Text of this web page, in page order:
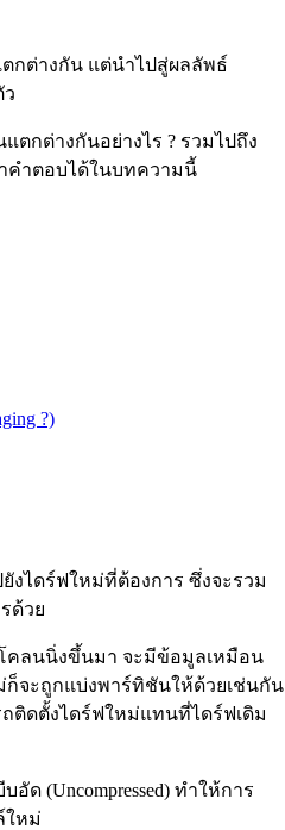
ตกต่างกัน แต่นำไปสู่ผลลัพธ์
ตกต่างกันอย่างไร ? รวมไปถึง
าคำตอบได้ในบทความนี้
?)
งไดร์ฟใหม่ที่ต้องการ ซึ่งจะรวม
ด้วย
คลนนิ่งขึ้นมา จะมีข้อมูลเหมือน
ก็จะถูกแบ่งพาร์ทิชันให้ด้วยเช่นกัน
ติดตั้งไดร์ฟใหม่แทนที่ไดร์ฟเดิม
ด (Uncompressed) ทำให้การ
ใหม่